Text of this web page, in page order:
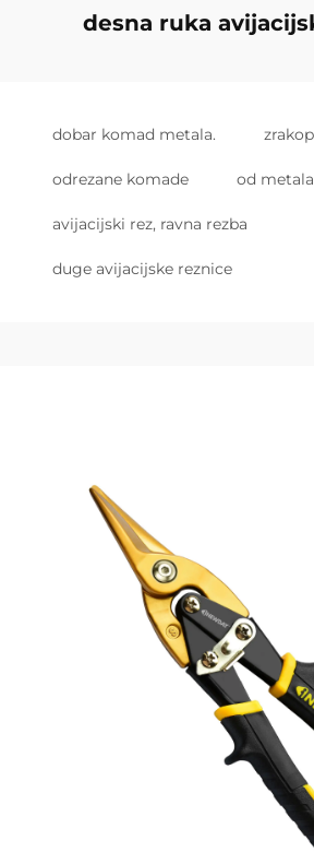
desna ruka
dobar komad metala.
odrezane komade od metala
avijacijski rez, ravna rezba
duge avijacijske reznice